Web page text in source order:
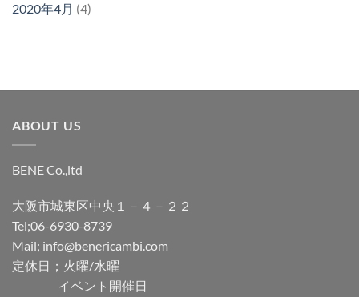
2020年4月 (4)
ABOUT US
BENE Co.,ltd
大阪市城東区中央１－４－２２
Tel;06-6930-8739
Mail; info@benericambi.com
定休日；火曜/水曜
イベント開催日